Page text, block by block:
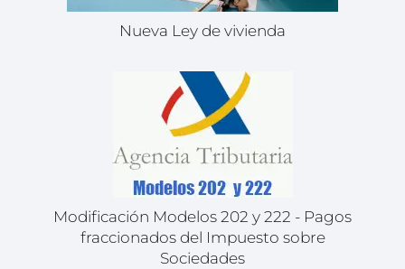
Nueva Ley de vivienda
Modificación Modelos 202 y 222 - Pagos
fraccionados del Impuesto sobre
Sociedades